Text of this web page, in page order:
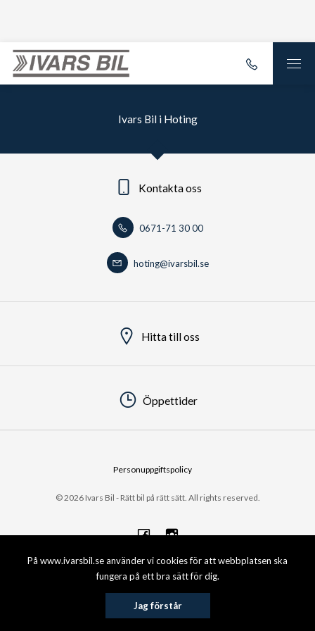
På www.ivarsbil.se använder vi cookies för att webbplatsen ska
fungera på ett bra sätt för dig.
Jag förstår
Ivars Bil i Hoting
Kontakta oss
0671-71 30 00
hoting@ivarsbil.se
Hitta till oss
Öppettider
© 2026 Ivars Bil - Rätt bil på rätt sätt. All rights reserved.
Personuppgiftspolicy